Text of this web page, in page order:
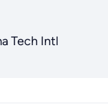
Tech Intl